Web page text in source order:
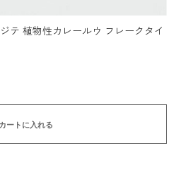
テ 植物性カレールウ フレークタイ
カートに入れる